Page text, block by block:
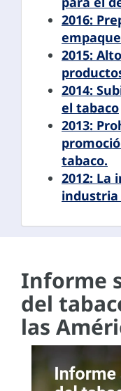
2016:
2015:
2014:
el tabaco
2013:
tabaco.
2012: La
industria
Informe
del
las